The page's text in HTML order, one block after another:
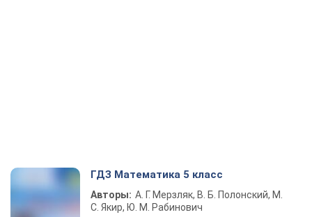
ГДЗ Математика 5 класс
Авторы: А. Г. Мерзляк, В. Б. Полонский, М.
С. Якир, Ю. М. Рабинович